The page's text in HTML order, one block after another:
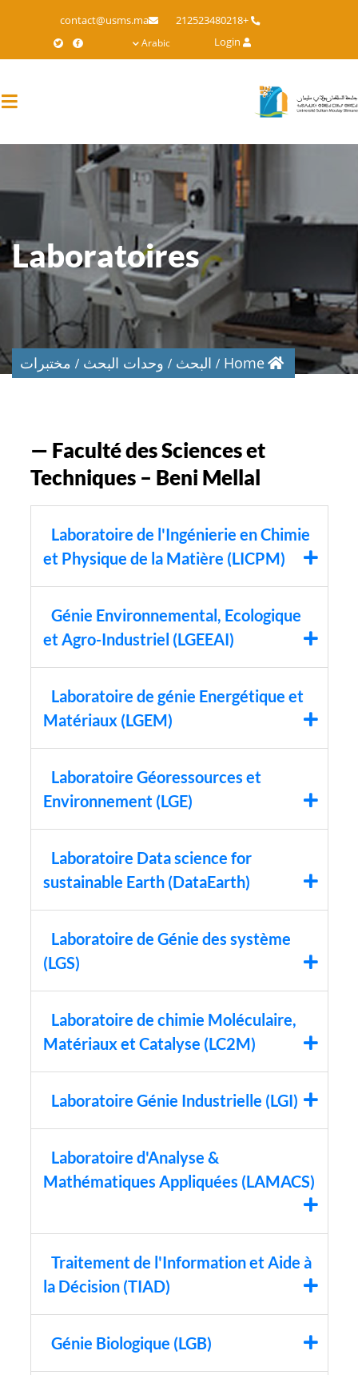
main
+212523480218
contact@usms.ma
Login
Arabic
Laboratoires
Home البحث وحدات البحث مختبرات
— Faculté des Sciences et
Techniques – Beni Mellal
Laboratoire de l'Ingénierie en Chimie
et Physique de la Matière (LICPM)
Génie Environnemental, Ecologique
et Agro-Industriel (LGEEAI)
Laboratoire de génie Energétique et
Matériaux (LGEM)
Laboratoire Géoressources et
Environnement (LGE)
Laboratoire Data science for
sustainable Earth (DataEarth)
Laboratoire de Génie des système
(LGS)
Laboratoire de chimie Moléculaire,
Matériaux et Catalyse (LC2M)
Laboratoire Génie Industrielle (LGI)
Laboratoire d'Analyse &
Mathématiques Appliquées (LAMACS)
Traitement de l'Information et Aide à
la Décision (TIAD)
Génie Biologique (LGB)